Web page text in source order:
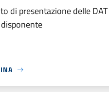
di presentazione delle DAT